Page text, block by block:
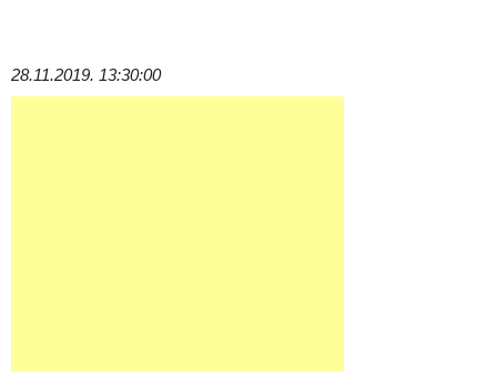
28.11.2019. 13:30:00